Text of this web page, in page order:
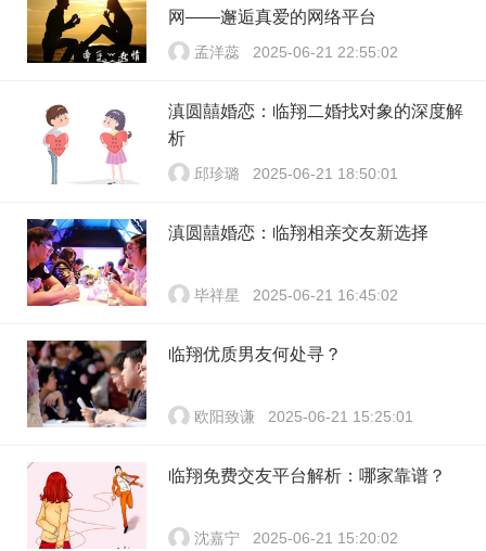
网——邂逅真爱的网络平台
孟洋蕊 2025-06-21 22:55:02
滇圆囍婚恋：临翔二婚找对象的深度解
析
邱珍璐 2025-06-21 18:50:01
滇圆囍婚恋：临翔相亲交友新选择
毕祥星 2025-06-21 16:45:02
临翔优质男友何处寻？
欧阳致谦 2025-06-21 15:25:01
临翔免费交友平台解析：哪家靠谱？
沈嘉宁 2025-06-21 15:20:02